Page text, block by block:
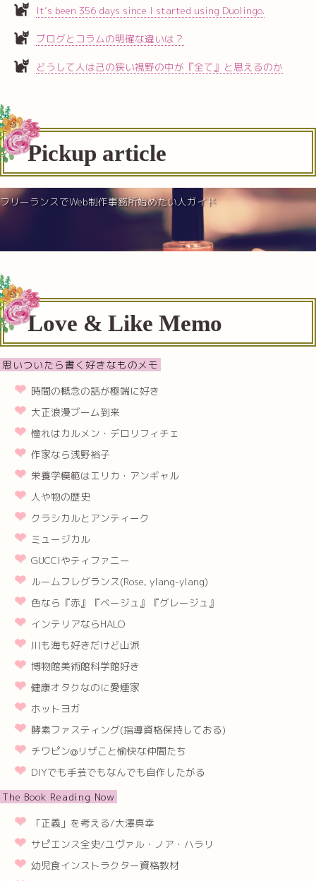
It’s been 356 days since I started using Duolingo.
ブログとコラムの明確な違いは？
どうして人は己の狭い視野の中が『全て』と思えるのか
Pickup article
フリーランスでWeb制作事務所始めたい人ガイド
Love & Like Memo
思いついたら書く好きなものメモ
時間の概念の話が極端に好き
大正浪漫ブーム到来
憧れはカルメン・デロリフィチェ
作家なら浅野裕子
栄養学模範はエリカ・アンギャル
人や物の歴史
クラシカルとアンティーク
ミュージカル
GUCCIやティファニー
ルームフレグランス(Rose, ylang-ylang)
色なら『赤』『ベージュ』『グレージュ』
インテリアならHALO
川も海も好きだけど山派
博物館美術館科学館好き
健康オタクなのに愛煙家
ホットヨガ
酵素ファスティング(指導資格保持しておる)
チワピン@リザこと愉快な仲間たち
DIYでも手芸でもなんでも自作したがる
The Book Reading Now
「正義」を考える/大澤真幸
サピエンス全史/ユヴァル・ノア・ハラリ
幼児食インストラクター資格教材